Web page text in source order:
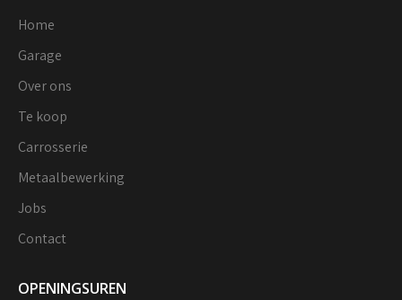
Home
Garage
Over ons
Te koop
Carrosserie
Metaalbewerking
Jobs
Contact
OPENINGSUREN